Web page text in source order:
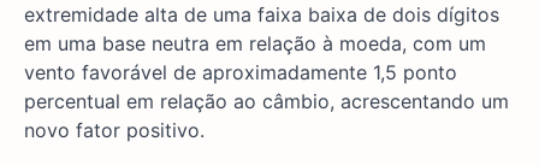
extremidade alta de uma faixa baixa de dois dígitos
em uma base neutra em relação à moeda, com um
vento favorável de aproximadamente 1,5 ponto
percentual em relação ao câmbio, acrescentando um
novo fator positivo.